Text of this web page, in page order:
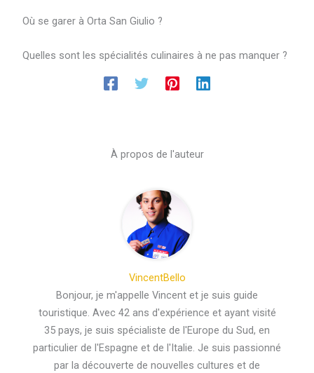
Où se garer à Orta San Giulio ?
Quelles sont les spécialités culinaires à ne pas manquer ?
À propos de l'auteur
VincentBello
Bonjour, je m'appelle Vincent et je suis guide
touristique. Avec 42 ans d'expérience et ayant visité
35 pays, je suis spécialiste de l'Europe du Sud, en
particulier de l'Espagne et de l'Italie. Je suis passionné
par la découverte de nouvelles cultures et de